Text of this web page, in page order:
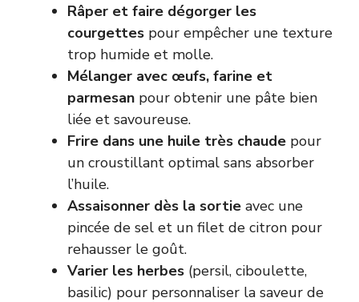
Râper et faire dégorger les
courgettes pour empêcher une texture
trop humide et molle.
Mélanger avec œufs, farine et
parmesan pour obtenir une pâte bien
liée et savoureuse.
Frire dans une huile très chaude pour
un croustillant optimal sans absorber
l’huile.
Assaisonner dès la sortie avec une
pincée de sel et un filet de citron pour
rehausser le goût.
Varier les herbes (persil, ciboulette,
basilic) pour personnaliser la saveur de